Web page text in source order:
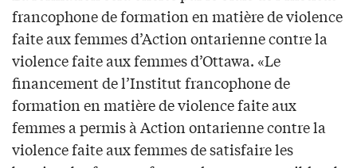
francophone de formation en matière de violence
faite aux femmes d’Action ontarienne contre la
violence faite aux femmes d’Ottawa. «Le
financement de l’Institut francophone de
formation en matière de violence faite aux
femmes a permis à Action ontarienne contre la
violence faite aux femmes de satisfaire les